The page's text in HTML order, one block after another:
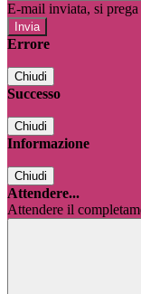
E-mail inviata, si
Errore
Chiudi
Successo
Chiudi
Informazione
Chiudi
Attendere...
Attendere il